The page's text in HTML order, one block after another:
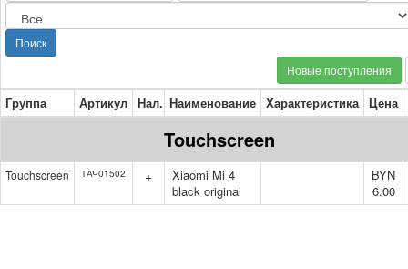
Поиск
Новые поступления
Группа Артикул Нал. Наименование Характеристика Цена
Touchscreen
Touchscreen ТАЧ01502 +
Xiaomi Mi 4
black original
BYN
6.00